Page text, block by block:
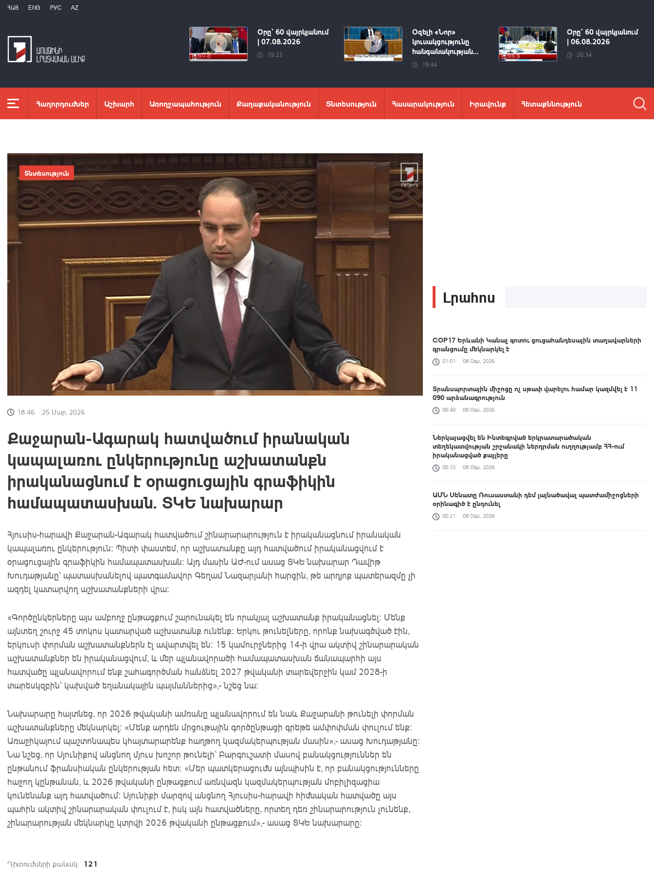
ՀԱՅ ENG РУС AZ
Օրը՝ 60 վայրկյանում
| 07.08.2026
19:23
Օզելի «Նոր»
կուսակցությունը
հանգանակության...
19:44
Օրը՝ 60 վայրկյանում
| 06.08.2026
20:34
Հաղորդումներ Աշխարհ Առողջապահություն Քաղաքականություն Տնտեսություն Հասարակություն Իրավունք Հետաքննություն
Տնտեսություն
18:46 25 Մար, 2026
Քաջարան-Ագարակ հատվածում իրանական
կապալառու ընկերությունը աշխատանքն
իրականացնում է օրացուցային գրաֆիկին
համապատասխան. ՏԿԵ նախարար
Հյուսիս-հարավի Քաջարան-Ագարակ հատվածում շինարարարություն է իրականացնում իրանական
կապալառու ընկերություն: Պիտի փաստեմ, որ աշխատանքը այդ հատվածում իրականացվում է
օրացուցային գրաֆիկին համապատասխան: Այդ մասին ԱԺ-ում ասաց ՏԿԵ նախարար Դավիթ
Խուդաթյանը՝ պատասխանելով պատգամավոր Գեղամ Նազարյանի հարցին, թե արդյոք պատերազմը չի
ազդել կատարվող աշխատանքների վրա:
«Գործընկերները այս ամբողջ ընթացքում շարունակել են որակյալ աշխատանք իրականացնել: Մենք
այնտեղ շուրջ 45 տոկոս կատարված աշխատանք ունենք: Երկու թունելները, որոնք նախագծված էին,
երկուսի փորման աշխատանքներն էլ ավարտվել են: 15 կամուրջներից 14-ի վրա ակտիվ շինարարական
աշխատանքներ են իրականացվում, և մեր պլանավորածի համապատասխան ճանապարհի այս
հատվածը պլանավորում ենք շահագործման հանձնել 2027 թվականի տարեվերջին կամ 2028-ի
տարեսկզբին՝ կախված եղանակային պայմաններից»,- նշեց նա:
Նախարարը հայտնեց, որ 2026 թվականի ամռանը պլանավորում են նաև Քաջարանի թունելի փորման
աշխատանքները մեկնարկել: «Մենք արդեն մրցութային գործընթացի գրեթե ամփոփման փուլում ենք:
Առաջիկայում պաշտոնապես կհայտարարենք հաղթող կազմակերպության մասին»,- ասաց Խուդաթյանը:
Նա նշեց, որ Սյունիքով անցնող մյուս խոշոր թունելի՝ Բարգուշատի մասով բանակցություններ են
ընթանում ֆրանսիական ընկերության հետ։ «Մեր պատկերացումն այնպիսին է, որ բանակցությունները
հաջող կընթանան, և 2026 թվականի ընթացքում առնվազն կազմակերպության մոբիլիզացիա
կունենանք այդ հատվածում: Սյունիքի մարզով անցնող Հյուսիս-հարավի հիմնական հատվածը այս
պահին ակտիվ շինարարական փուլում է, իսկ այն հատվածները, որտեղ դեռ շինարարություն չունենք,
շինարարության մեկնարկը կտրվի 2026 թվականի ընթացքում»,- ասաց ՏԿԵ նախարարը:
Դիտումների քանակ 121
Լրահոս
COP17 Երևանի Կանաչ գոտու ցուցահանդեսային տաղավարների
գրանցումը մեկնարկել է
01:01 08 Օգս, 2026
Տրանսպորտային միջոցը ոչ սթափ վարելու համար կազմվել է 11
090 արձանագրություն
00:40 08 Օգս, 2026
Ներկայացվել են Ինտեգրված երկրատարածական
տեղեկատվության շրջանակի ներդրման ուղղությամբ ՀՀ-ում
իրականացված քայլերը
00:33 08 Օգս, 2026
ԱՄՆ Սենատը Ռուսաստանի դեմ լայնածավալ պատժամիջոցների
օրինագիծ է ընդունել
00:21 08 Օգս, 2026